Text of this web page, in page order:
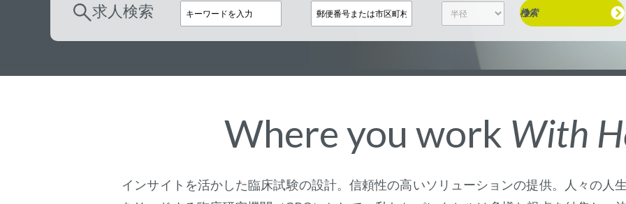
求人検索 検索
Where you work With
インサイトを活かした臨床試験の設計。信頼性の高いソリューションの提供。人々の人